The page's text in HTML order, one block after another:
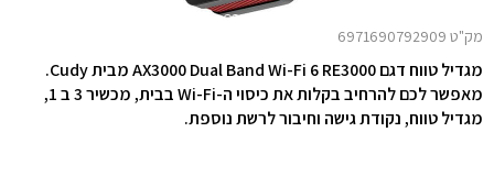
מק"ט 6971690792909
מגדיל טווח דגם AX3000 Dual Band Wi-Fi 6 RE3000 מבית Cudy.
מאפשר לכם להרחיב בקלות את כיסוי ה-Wi-Fi בבית, מכשיר 3 ב 1,
מגדיל טווח, נקודת גישה וחיבור לרשת נוספת.